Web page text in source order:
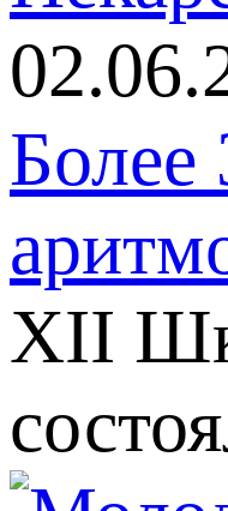
Более
XII